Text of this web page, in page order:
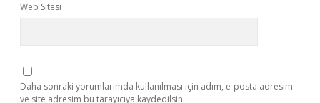
Web Sitesi
Daha sonraki yorumlarımda kullanılması için adım, e-posta adresim
ve site adresim bu tarayıcıya kaydedilsin.